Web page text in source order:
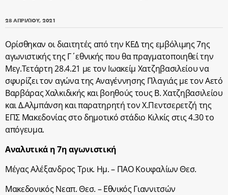
28 ΑΠΡΙΛΊΟΥ, 2021
Ορίσθηκαν οι διαιτητές από την ΚΕΔ της εμβόλιμης 7ης
αγωνιστικής της Γ΄εθνικής που θα πραγματοποιηθεί την
Μεγ.Τετάρτη 28.4.21 με τον Ιωακείμ Χατζηβασιλείου να
σφυρίζει τον αγώνα της Αναγέννησης Πλαγιάς με τον Αετό
Βαρβάρας Χαλκιδικής και βοηθούς τους Β. Χατζηβασιλείου
και Δ.Αλμπάνση και παρατηρητή τον Χ.Πεντσερετζή της
ΕΠΣ Μακεδονίας στο δημοτικό στάδιο Κιλκίς στις 4.30 το
απόγευμα.
Αναλυτικά η 7η αγωνιστική
Μέγας Αλέξανδρος Τρικ. Ημ. – ΠΑΟ Κουφαλίων Θεσ.
Μακεδονικός Νεαπ. Θεσ. – Εθνικός Γιαννιτσών